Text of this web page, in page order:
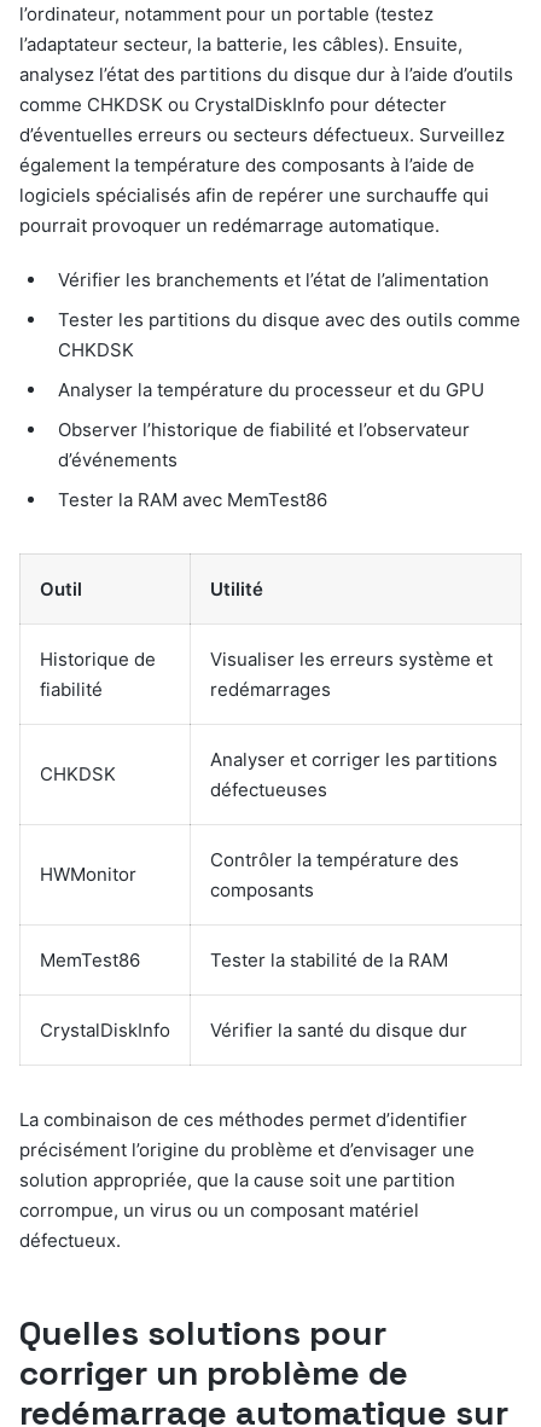
l’ordinateur, notamment pour un portable (testez
l’adaptateur secteur, la batterie, les câbles). Ensuite,
analysez l’état des partitions du disque dur à l’aide d’outils
comme CHKDSK ou CrystalDiskInfo pour détecter
d’éventuelles erreurs ou secteurs défectueux. Surveillez
également la température des composants à l’aide de
logiciels spécialisés afin de repérer une surchauffe qui
pourrait provoquer un redémarrage automatique.
Vérifier les branchements et l’état de l’alimentation
Tester les partitions du disque avec des outils comme
CHKDSK
Analyser la température du processeur et du GPU
Observer l’historique de fiabilité et l’observateur
d’événements
Tester la RAM avec MemTest86
Outil Utilité
Historique de
fiabilité
Visualiser les erreurs système et
redémarrages
CHKDSK
Analyser et corriger les partitions
défectueuses
HWMonitor
Contrôler la température des
composants
MemTest86 Tester la stabilité de la RAM
CrystalDiskInfo Vérifier la santé du disque dur
La combinaison de ces méthodes permet d’identifier
précisément l’origine du problème et d’envisager une
solution appropriée, que la cause soit une partition
corrompue, un virus ou un composant matériel
défectueux.
Quelles solutions pour
corriger un problème de
redémarrage automatique sur